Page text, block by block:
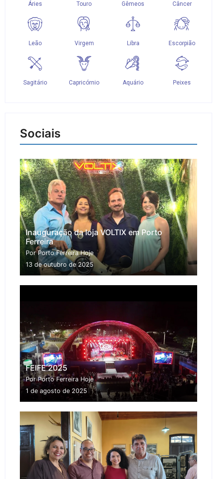
Sociais
Inauguração da loja VOLTIX em Porto
Ferreira
Por Porto Ferreira Hoje
13 de outubro de 2025
FEIFE 2025
Por Porto Ferreira Hoje
1 de agosto de 2025